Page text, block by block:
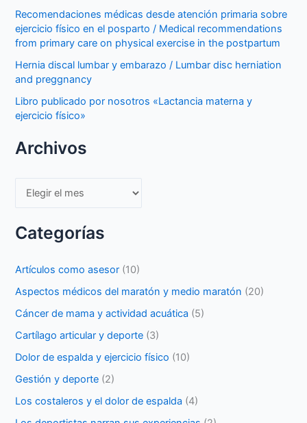
Recomendaciones médicas desde atención primaria sobre
ejercicio físico en el posparto / Medical recommendations
from primary care on physical exercise in the postpartum
Hernia discal lumbar y embarazo / Lumbar disc herniation
and preggnancy
Libro publicado por nosotros «Lactancia materna y
ejercicio físico»
Archivos
Archivos
Categorías
Artículos como asesor (10)
Aspectos médicos del maratón y medio maratón (20)
Cáncer de mama y actividad acuática (5)
Cartílago articular y deporte (3)
Dolor de espalda y ejercicio físico (10)
Gestión y deporte (2)
Los costaleros y el dolor de espalda (4)